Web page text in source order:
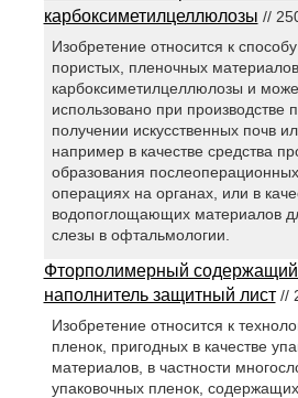
карбоксиметилцеллюлозы //
Изобретение относится к
пористых, пленочных
карбоксиметилцеллюлозы и
использовано при производстве
получении искусственных почв
например в качестве средства
образования
операциях на органах, или в
водопоглощающих материалов
слезы в офтальмологии.
Фторполимерный
наполнитель защитный лист//
Изобретение относится к
пленок, пригодных в качестве
материалов, в частности
упаковочных пленок,